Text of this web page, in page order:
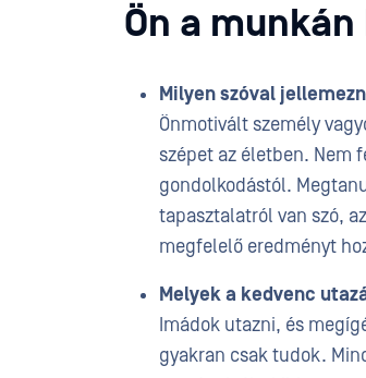
Ön a
Milyen szóval
Önmotivált személy
szépet az életben. Nem
gondolkodástól.
tapasztalatról van szó,
megfelelő eredményt
Melyek a kedvenc
Imádok utazni, és
gyakran csak tudok.